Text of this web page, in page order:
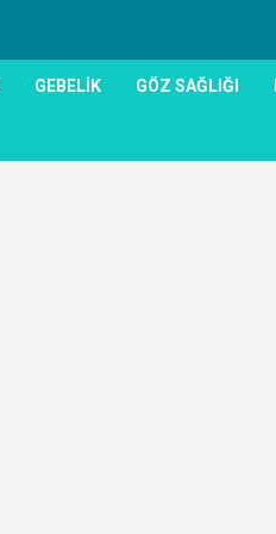
GEBELIK GÖZ SAĞLIĞI